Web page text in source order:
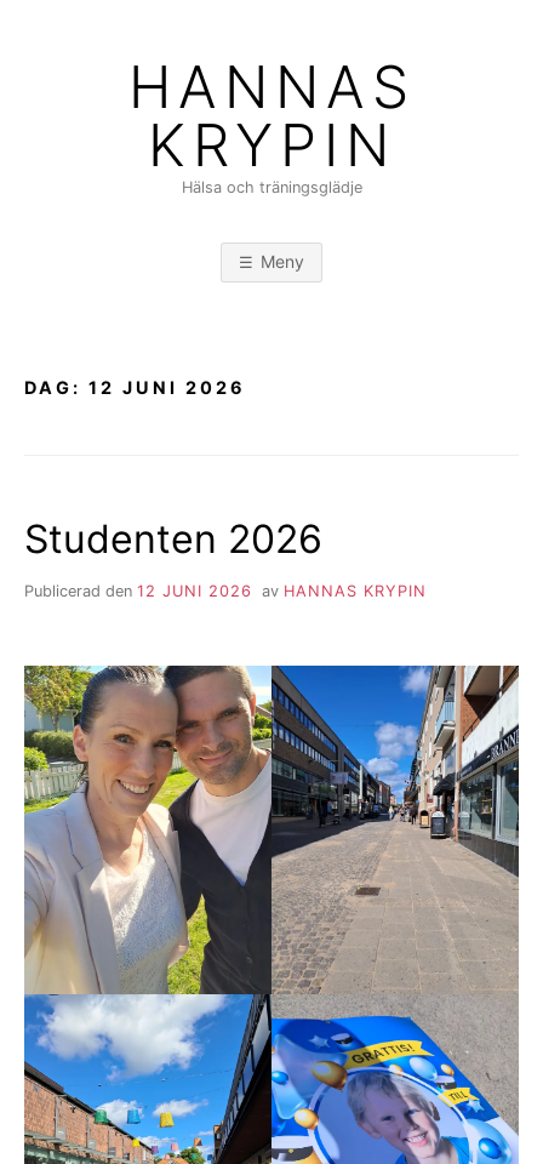
HANNAS
KRYPIN
Hälsa och träningsglädje
Meny
DAG: 12 JUNI 2026
Studenten 2026
Publicerad den 12 JUNI 2026 av HANNAS KRYPIN